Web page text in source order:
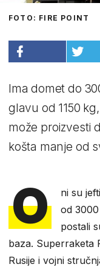
FOTO: FIRE POINT
Ima domet do
glavu od 1150
može proizvesti
košta manje od
O
ni su
od
postali
baza. Superraketa
Rusije i vojni